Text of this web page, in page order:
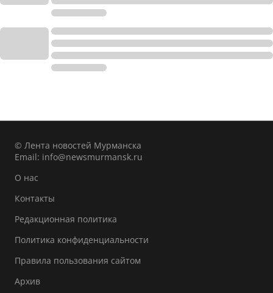
© Лента новостей Мурманска
Email: info@newsmurmansk.ru
О нас
Контакты
Редакционная политика
Политика конфиденциальности
Правила пользования сайтом
Архив